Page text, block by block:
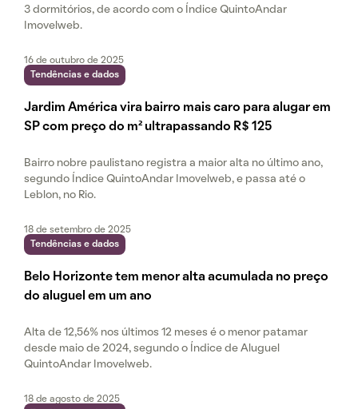
3 dormitórios, de acordo com o Índice QuintoAndar
Imovelweb.
16 de outubro de 2025
Tendências e dados
Jardim América vira bairro mais caro para alugar em
SP com preço do m² ultrapassando R$ 125
Bairro nobre paulistano registra a maior alta no último ano,
segundo Índice QuintoAndar Imovelweb, e passa até o
Leblon, no Rio.
18 de setembro de 2025
Tendências e dados
Belo Horizonte tem menor alta acumulada no preço
do aluguel em um ano
Alta de 12,56% nos últimos 12 meses é o menor patamar
desde maio de 2024, segundo o Índice de Aluguel
QuintoAndar Imovelweb.
18 de agosto de 2025